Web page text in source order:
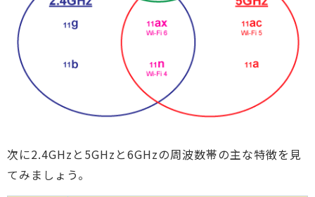
次に2.4GHzと5GHzと6GHzの周波数帯の主な特徴を見
てみましょう。